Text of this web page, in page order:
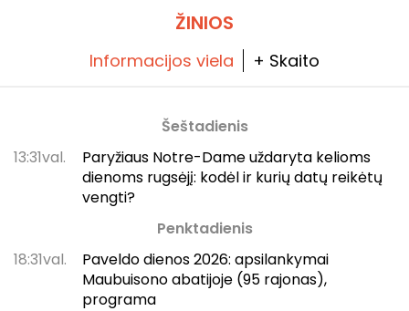
ŽINIOS
Informacijos viela + Skaito
Šeštadienis
13:31val.
Paryžiaus Notre-Dame uždaryta kelioms
dienoms rugsėjį: kodėl ir kurių datų reikėtų
vengti?
Penktadienis
18:31val.
Paveldo dienos 2026: apsilankymai
Maubuisono abatijoje (95 rajonas),
programa